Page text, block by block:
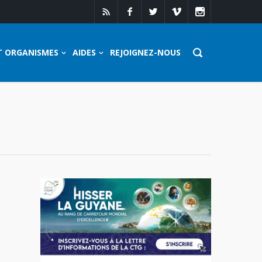
ORGANISMES AIDES REJOIGNEZ-NOUS